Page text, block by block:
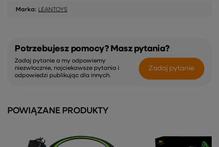
Marka: LEANTOYS
Potrzebujesz pomocy? Masz pytania?
Zadaj pytanie a my odpowiemy
niezwłocznie, najciekawsze pytania i
odpowiedzi publikując dla innych.
Zadaj pytanie
POWIĄZANE PRODUKTY